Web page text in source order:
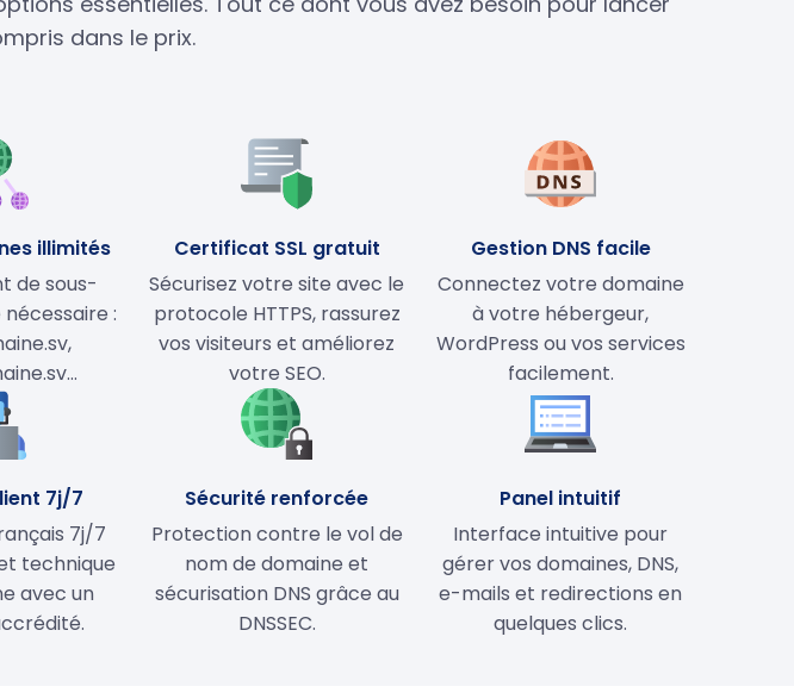
dans le prix.
illimités
de sous-
:
Certificat SSL gratuit
Sécurisez votre site avec le
protocole HTTPS, rassurez
vos visiteurs et améliorez
votre SEO.
Gestion DNS facile
Connectez votre domaine
à votre hébergeur,
WordPress ou vos services
facilement.
7j/7
7j/7
technique
avec un
Sécurité renforcée
Protection contre le vol de
nom de domaine et
sécurisation DNS grâce au
DNSSEC.
Panel intuitif
Interface intuitive pour
gérer vos domaines, DNS,
e-mails et redirections en
quelques clics.